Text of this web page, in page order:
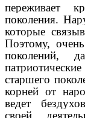
переживает
поколения.
которые
Поэтому,
поколений,
старшего
корней от
ведет
своей